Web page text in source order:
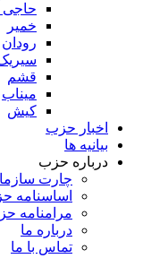
حاجی
خمیر
رودان
قشم
میناب
کیش
اخبار حزب
بیانیه ها
درباره حزب
چارت
اساسنامه
مرامنامه
درباره ما
تماس با ما